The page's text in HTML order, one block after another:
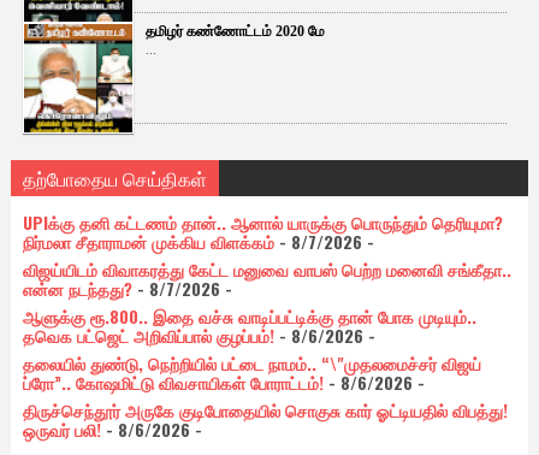
தமிழர் கண்ணோட்டம் 2020 மே
...
தற்போதைய செய்திகள்
UPIக்கு தனி கட்டணம் தான்.. ஆனால் யாருக்கு பொருந்தும் தெரியுமா?
நிர்மலா சீதாராமன் முக்கிய விளக்கம்- 8/7/2026 -
விஜய்யிடம் விவாகரத்து கேட்ட மனுவை வாபஸ் பெற்ற மனைவி சங்கீதா..
என்ன நடந்தது?- 8/7/2026 -
ஆளுக்கு ரூ.800.. இதை வச்சு வாடிப்பட்டிக்கு தான் போக முடியும்..
தவெக பட்ஜெட் அறிவிப்பால் குழப்பம்!- 8/6/2026 -
தலையில் துண்டு, நெற்றியில் பட்டை நாமம்.. “\"முதலமைச்சர் விஜய்
ப்ரோ”.. கோஷமிட்டு விவசாயிகள் போராட்டம்!- 8/6/2026 -
திருச்செந்தூர் அருகே குடிபோதையில் சொகுசு கார் ஓட்டியதில் விபத்து!
ஒருவர் பலி!- 8/6/2026-